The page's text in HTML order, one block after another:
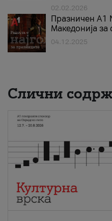
02.02.2026
Празничен A1
Македонија
04.12.2025
Слични